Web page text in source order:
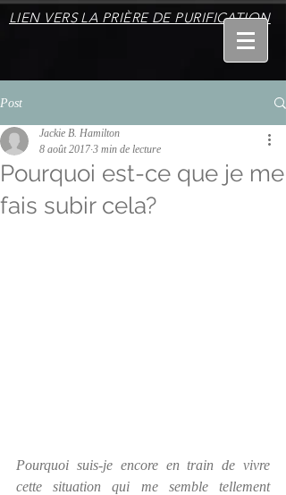
LIEN VERS LA PRIÈRE DE PURIFICATION
Post
Pourquoi est-ce que je me
fais subir cela?
Jackie B. Hamilton
8 août 2017 3 min de lecture
Pourquoi suis-je encore en train de vivre
cette situation qui me semble tellement